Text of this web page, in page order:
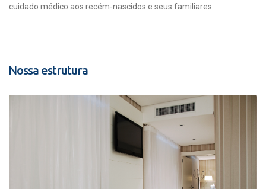
cuidado médico aos recém-nascidos e seus familiares.
Nossa estrutura